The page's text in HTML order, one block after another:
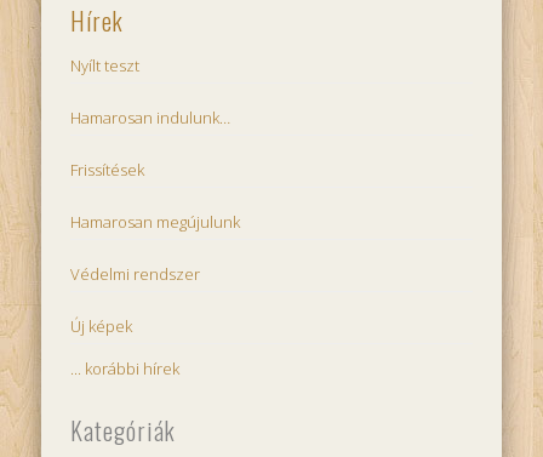
Hírek
Nyílt teszt
Hamarosan indulunk…
Frissítések
Hamarosan megújulunk
Védelmi rendszer
Új képek
... korábbi hírek
Kategóriák